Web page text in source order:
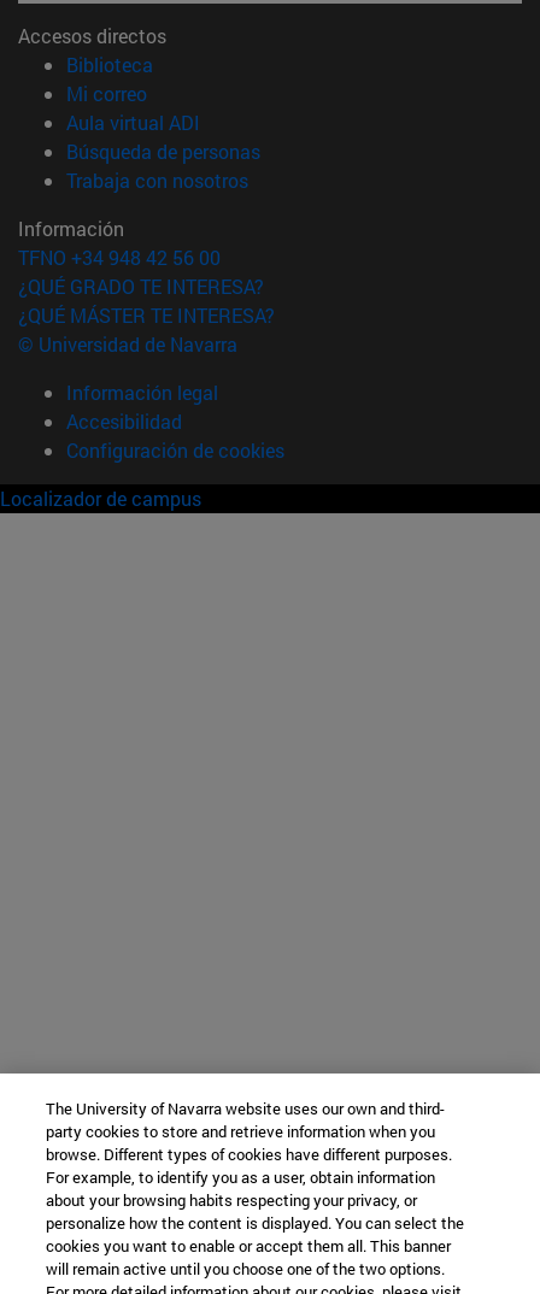
Accesos directos
Biblioteca
Mi correo(abre en nueva ventana)
Aula virtual ADI
Búsqueda de personas(abre en nueva ventana)
Trabaja con nosotros(abre en nueva ventana)
Información
TFNO +34 948 42 56 00
¿QUÉ GRADO TE INTERESA?
¿QUÉ MÁSTER TE INTERESA?
© Universidad de Navarra
Información legal
Accesibilidad
Configuración de cookies
Localizador de campus
The University of Navarra website uses our own and third-
party cookies to store and retrieve information when you
browse. Different types of cookies have different purposes.
For example, to identify you as a user, obtain information
about your browsing habits respecting your privacy, or
personalize how the content is displayed. You can select the
cookies you want to enable or accept them all. This banner
will remain active until you choose one of the two options.